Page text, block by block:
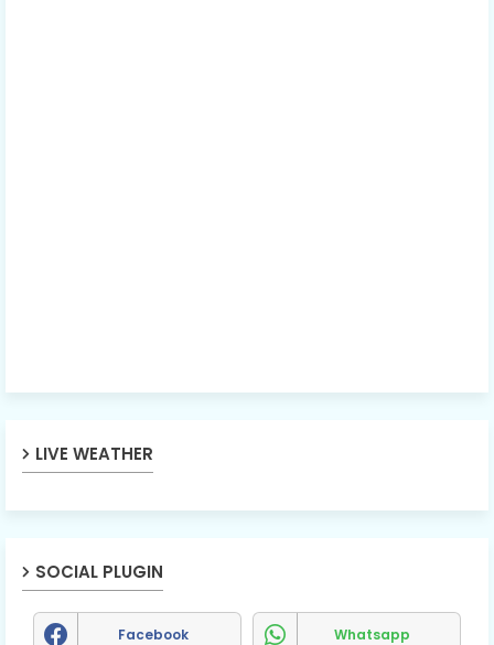
LIVE WEATHER
SOCIAL PLUGIN
Facebook Whatsapp